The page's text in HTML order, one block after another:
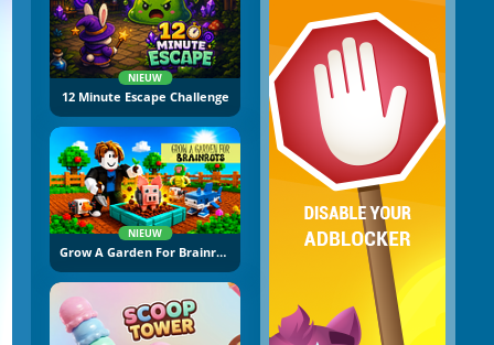
NIEUW
12 Minute Escape Challenge
NIEUW
Grow A Garden For Brainrots